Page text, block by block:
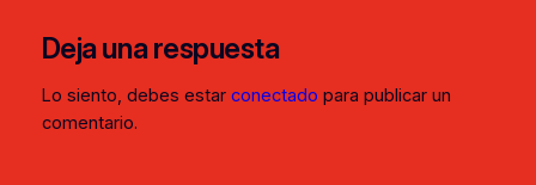
Deja una respuesta
Lo siento, debes estar conectado para publicar un
comentario.